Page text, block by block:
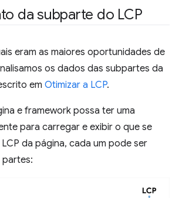
da subparte do LCP
eram as maiores oportunidades de
os dados das subpartes da
em Otimizar a LCP.
e framework possa ter uma
para carregar e exibir o que se
da página, cada um pode ser
partes: